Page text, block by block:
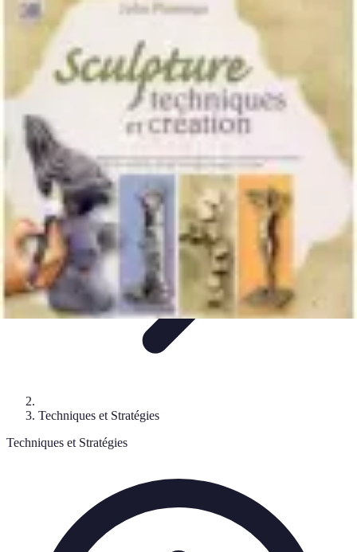
Volley Direct
Stratégies et Techniques
Entraînement et Techniques
Entraînement et Technique
Volley Direct
Techniques et Stratégies
Techniques et Stratégies